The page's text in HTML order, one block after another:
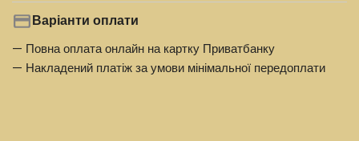
Варіанти оплати
— Повна оплата онлайн на картку Приватбанку
— Накладений платіж за умови мінімальної передоплати